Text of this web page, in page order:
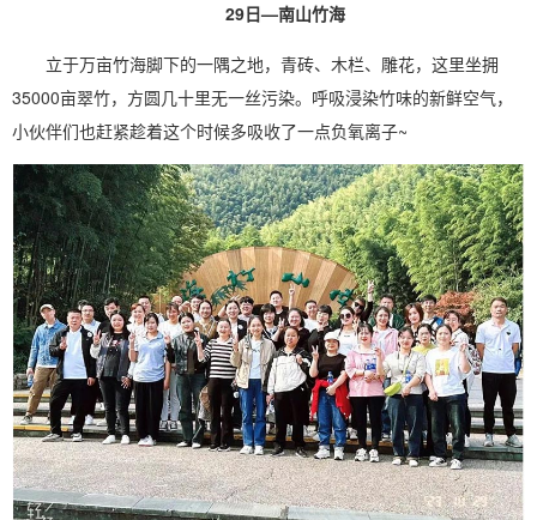
29日—南山竹海
立于万亩竹海脚下的一隅之地，青砖、木栏、雕花，这里坐拥
35000亩翠竹，方圆几十里无一丝污染。呼吸浸染竹味的新鲜空气，
小伙伴们也赶紧趁着这个时候多吸收了一点负氧离子~